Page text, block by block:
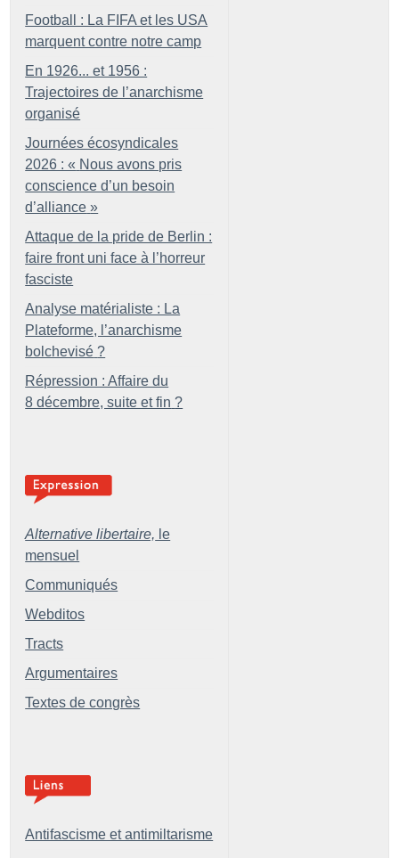
Football : La FIFA et les USA
marquent contre notre camp
En 1926... et 1956 :
Trajectoires de l’anarchisme
organisé
Journées écosyndicales
2026 : « Nous avons pris
conscience d’un besoin
d’alliance »
Attaque de la pride de Berlin :
faire front uni face à l’horreur
fasciste
Analyse matérialiste : La
Plateforme, l’anarchisme
bolchevisé ?
Répression : Affaire du
8 décembre, suite et fin ?
Alternative libertaire, le
mensuel
Communiqués
Webditos
Tracts
Argumentaires
Textes de congrès
Antifascisme et antimiltarisme